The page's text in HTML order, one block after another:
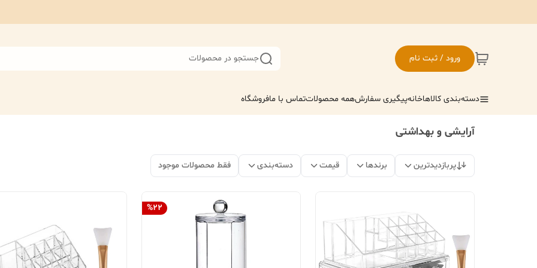
ورود / ثبت نام جستجو در محصولات
دسته‌بندی کالاهاخانهپیگیری سفارشهمه محصولاتتماس با مافروشگاه
آرایشی و بهداشتی
پربازدیدترین برندها قیمت دسته‌بندی فقط محصولات موجود
%22